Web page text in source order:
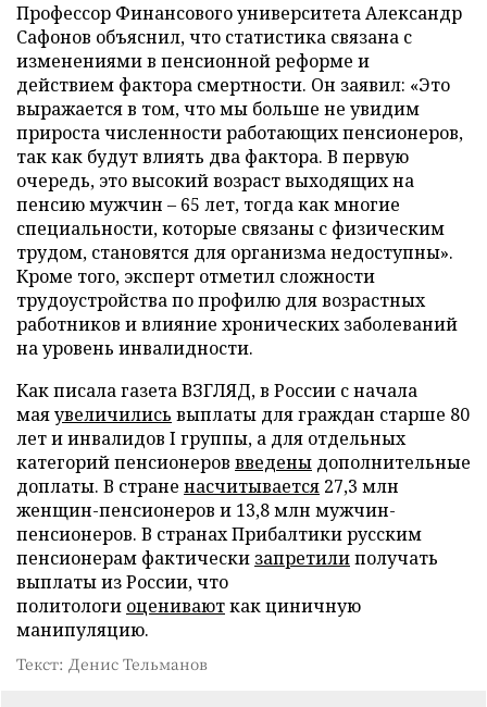
Профессор Финансового университета Александр
Сафонов объяснил, что статистика связана с
изменениями в пенсионной реформе и
действием фактора смертности. Он заявил: «Это
выражается в том, что мы больше не увидим
прироста численности работающих пенсионеров,
так как будут влиять два фактора. В первую
очередь, это высокий возраст выходящих на
пенсию мужчин – 65 лет, тогда как многие
специальности, которые связаны с физическим
трудом, становятся для организма недоступны».
Кроме того, эксперт отметил сложности
трудоустройства по профилю для возрастных
работников и влияние хронических заболеваний
на уровень инвалидности.
Как писала газета ВЗГЛЯД, в России с начала
маяувеличились выплаты для граждан старше 80
лет и инвалидов I группы, а для отдельных
категорий пенсионеров введены дополнительные
доплаты. В стране насчитывается 27,3 млн
женщин-пенсионеров и 13,8 млн мужчин-
пенсионеров. В странах Прибалтики русским
пенсионерам фактически запретилиполучать
выплаты из России, что
политологи оцениваюткак циничную
манипуляцию.
Текст: Денис Тельманов